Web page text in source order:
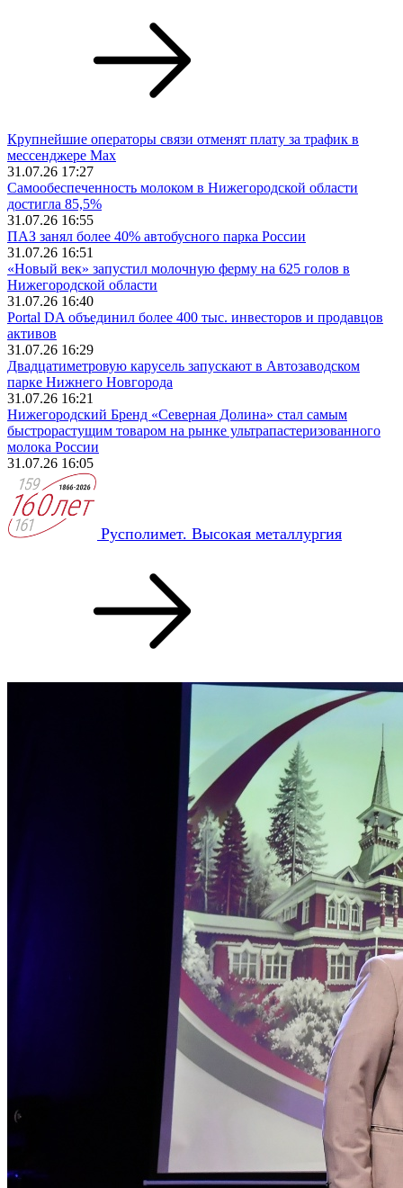
Крупнейшие операторы связи отменят плату за трафик в
мессенджере Max
31.07.26 17:27
Самообеспеченность молоком в Нижегородской области
достигла 85,5%
31.07.26 16:55
ПАЗ занял более 40% автобусного парка России
31.07.26 16:51
«Новый век» запустил молочную ферму на 625 голов в
Нижегородской области
31.07.26 16:40
Portal DA объединил более 400 тыс. инвесторов и продавцов
активов
31.07.26 16:29
Двадцатиметровую карусель запускают в Автозаводском
парке Нижнего Новгорода
31.07.26 16:21
Нижегородский Бренд «Северная Долина» стал самым
быстрорастущим товаром на рынке ультрапастеризованного
молока России
31.07.26 16:05
Русполимет. Высокая металлургия